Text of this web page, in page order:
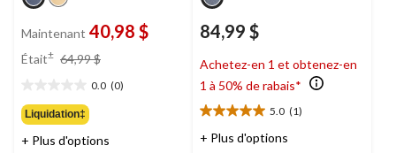
Maintenant 40,98 $
Était± 64,99 $
64,99 $
0.0 (0)
étoile(s)
sur
5.
Liquidation‡
+ Plus d'options
84,99 $
Achetez-en 1 et obtenez-en
1 à 50% de rabais*
5.0 (1)
5.0
étoile(s)
+ Plus d'options